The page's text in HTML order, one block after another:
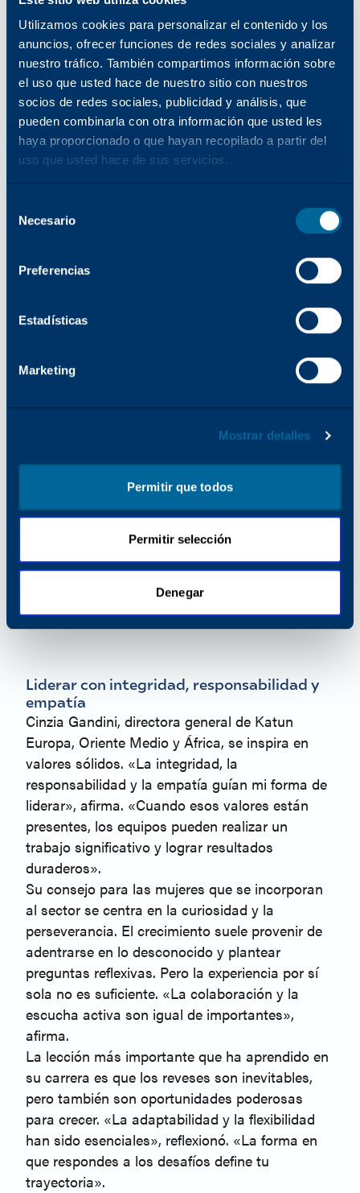
Utilizamos cookies para personalizar el contenido y los
anuncios, ofrecer funciones de redes sociales y analizar
nuestro tráfico. También compartimos información sobre
el uso que usted hace de nuestro sitio con nuestros
socios de redes sociales, publicidad y análisis, que
pueden combinarla con otra información que usted les
haya proporcionado o que hayan recopilado a partir del
uso que usted hace de sus servicios.
delNecesario
Preferencias
Estadísticas
Marketing
Mostrar detalles
Permitir que todos
Permitir selección
Denegar
había sido su objetivo. Ver cómo esa aspiración
se convertía en una larga y satisfactoria
trayectoria profesional ha sido profundamente
gratificante. Cuando se le pregunta qué es lo
que más le enorgullece de su carrera, destaca la
colaboración y la mentalidad de crecimiento.
«He aceptado el cambio, he asumido nuevos
retos y me he comprometido con el
aprendizaje», afirma. «Pero el éxito siempre se
Victoria crea intencionadamente espacios para
que las mujeres alcancen el éxito, fomentando la
participación, reconociendo los logros y dando
ejemplo de empatía. En el servicio al cliente,
todo. Cuando las mujeres se apoyan
mutuamente y se les brindan oportunidades
significativas, toda la organización se fortalece.
Liderar con integridad, responsabilidad y
empatía
Cinzia Gandini, directora general de Katun
Europa, Oriente Medio y África, se inspira en
valores sólidos. «La integridad, la
responsabilidad y la empatía guían mi forma de
liderar», afirma. «Cuando esos valores están
presentes, los equipos pueden realizar un
trabajo significativo y lograr resultados
duraderos».
Su consejo para las mujeres que se incorporan
al sector se centra en la curiosidad y la
perseverancia. El crecimiento suele provenir de
adentrarse en lo desconocido y plantear
preguntas reflexivas. Pero la experiencia por sí
sola no es suficiente. «La colaboración y la
escucha activa son igual de importantes»,
afirma.
La lección más importante que ha aprendido en
su carrera es que los reveses son inevitables,
pero también son oportunidades poderosas
para crecer. «La adaptabilidad y la flexibilidad
han sido esenciales», reflexionó. «La forma en
que respondes a los desafíos define tu
trayectoria».